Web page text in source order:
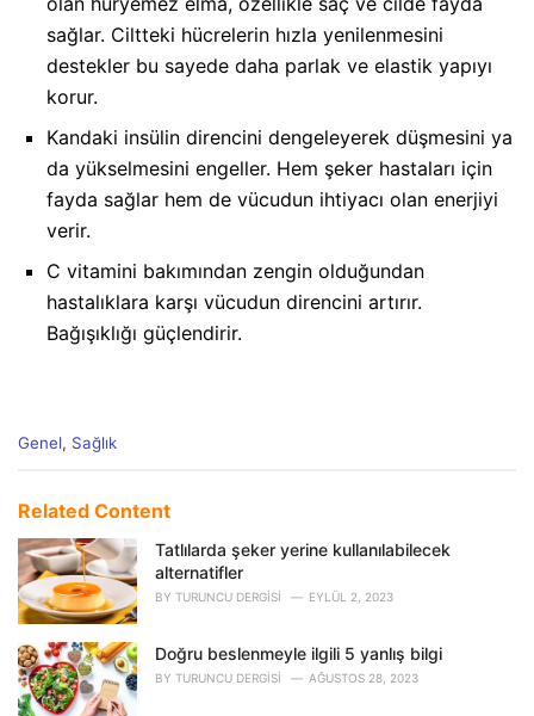
sağlar. Ciltteki hücrelerin hızla yenilenmesini
destekler bu sayede daha parlak ve elastik yapıyı
korur.
Kandaki insülin direncini dengeleyerek düşmesini ya
da yükselmesini engeller. Hem şeker hastaları için
fayda sağlar hem de vücudun ihtiyacı olan enerjiyi
verir.
C vitamini bakımından zengin olduğundan
hastalıklara karşı vücudun direncini artırır.
Bağışıklığı güçlendirir.
C
e
o
r
i
e
:
Genel, Sağlık
Related Content
Tatlılarda şeker yerine kullanılabilecek
alternatifler
BY TURUNCU DERGISI EYLÜL 2, 2023
Doğru beslenmeyle ilgili 5 yanlış bilgi
BY TURUNCU DERGISI AĞUSTOS 28, 2023